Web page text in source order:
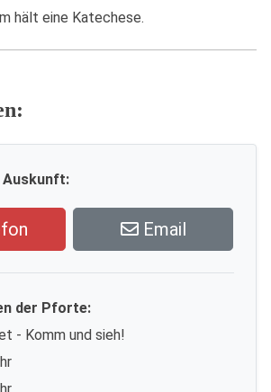
hält eine Katechese.
Email
der Pforte:
- Komm und sieh!